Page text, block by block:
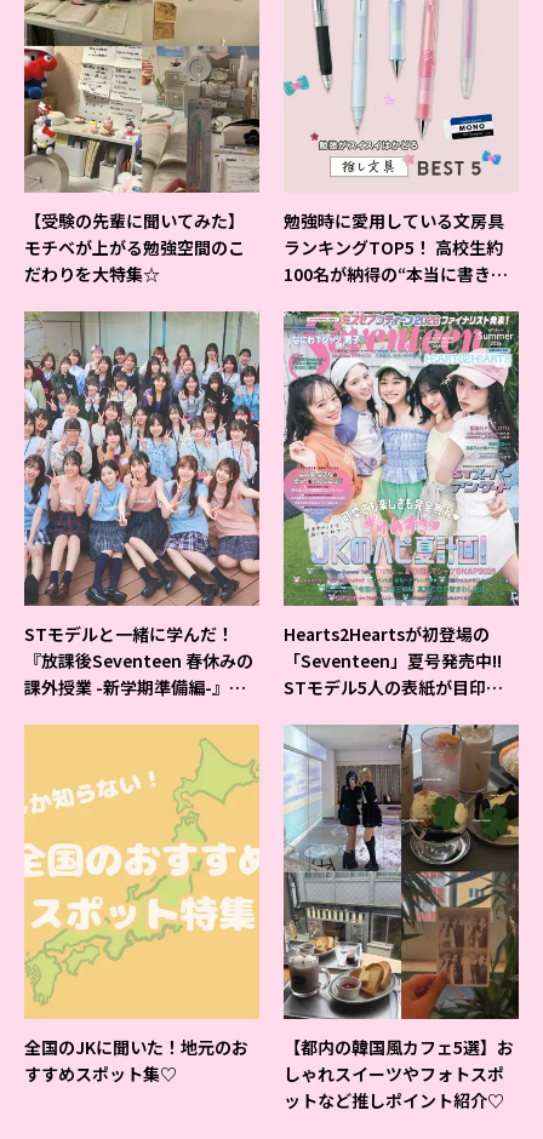
【受験の先輩に聞いてみた】
モチベが上がる勉強空間のこ
だわりを大特集☆
勉強時に愛用している文房具
ランキングTOP5！ 高校生約
100名が納得の“本当に書きや
STモデルと一緒に学んだ！
『放課後Seventeen 春休みの
課外授業 -新学期準備編-』イ
Hearts2Heartsが初登場の
「Seventeen」夏号発売中!!
STモデル5人の表紙が目印だ
全国のJKに聞いた！地元のお
すすめスポット集♡
【都内の韓国風カフェ5選】お
しゃれスイーツやフォトスポ
ットなど推しポイント紹介♡